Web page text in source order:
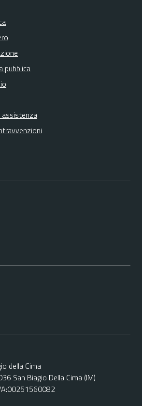
pubblica
assistenza
della Cima
San Biagio Della Cima (IM)